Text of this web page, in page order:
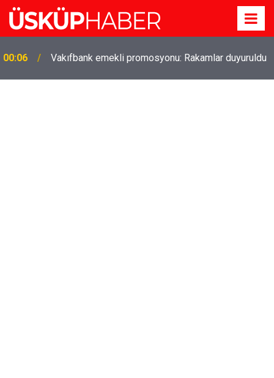
19:21
Gözde oldu! Hem köy hem mahalle hayatı iç içe!
İzmir'deki doğal semt